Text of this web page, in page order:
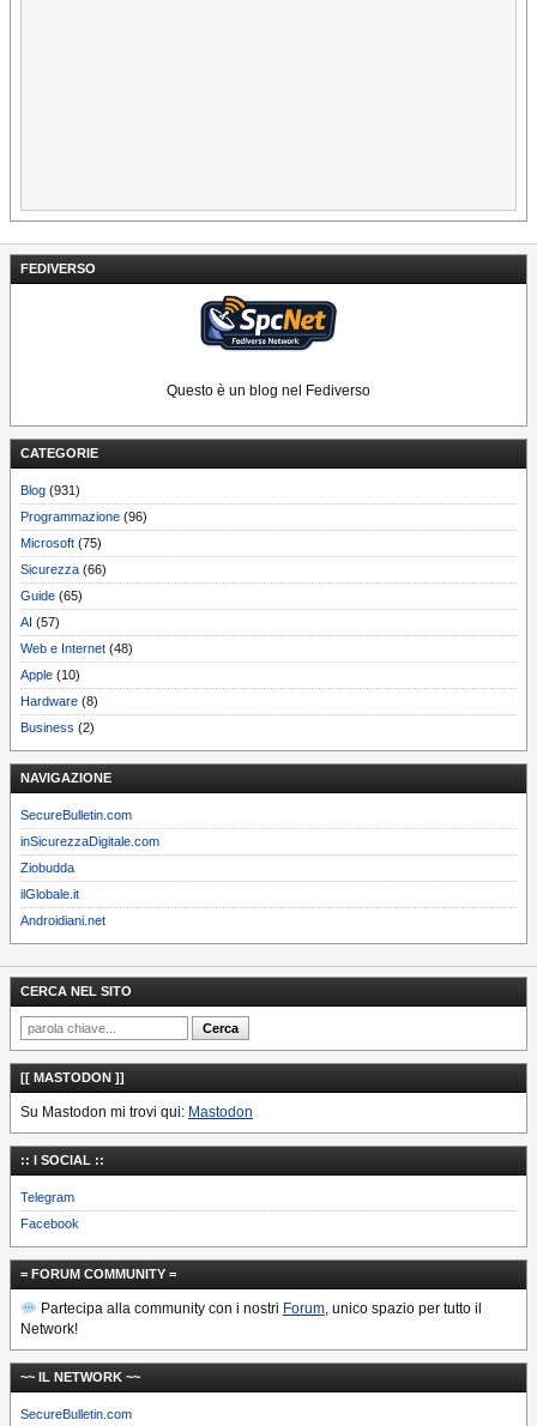
FEDIVERSO
Questo è un blog nel Fediverso
CATEGORIE
Blog (931)
Programmazione (96)
Microsoft (75)
Sicurezza (66)
Guide (65)
AI (57)
Web e Internet (48)
Apple (10)
Hardware (8)
Business (2)
NAVIGAZIONE
SecureBulletin.com
inSicurezzaDigitale.com
Ziobudda
ilGlobale.it
Androidiani.net
CERCA NEL SITO
[[ MASTODON ]]
Su Mastodon mi trovi qui: Mastodon
:: I SOCIAL ::
Telegram
Facebook
= FORUM COMMUNITY =
Partecipa alla community con i nostri Forum, unico spazio per tutto il
Network!
~~ IL NETWORK ~~
SecureBulletin.com